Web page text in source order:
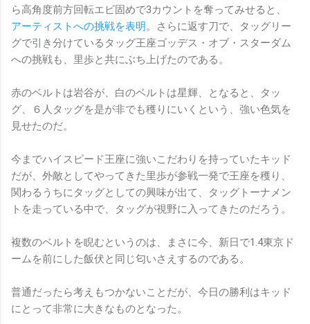
ら高角度前方回転エビ固めで3カウントを奪ってみせると、
アーティストへの挑戦を表明。さらに返す刀で、タッグリー
グで引き分けているタッグ王座ゴッデス・オブ・スターダム
への挑戦も、里歩と共にぶち上げたのである。
赤のベルトは岩谷が、白のベルトは星輝、となると、タッ
グ、６人タッグを是が非でも穫りにいくという、強い色気を
見せたのだ。
今までハイスピード王座に強いこだわりを持っていたキッド
だが、外敵としてやってきた里歩が参戦一発で王座を穫り、
関わるうちにタッグとしての興味が出て、タッグトーナメン
トを走っている中で、タッグが視野に入ってきたのだろう。
複数のベルトを睨むというのは、まさに今、新日で1.4東京ド
ームを前にした飯伏と同じ匂いさえするのである。
普通だったら考えもつかないことだが、今日の勝利はキッド
にとって非常に大きなものとなった。